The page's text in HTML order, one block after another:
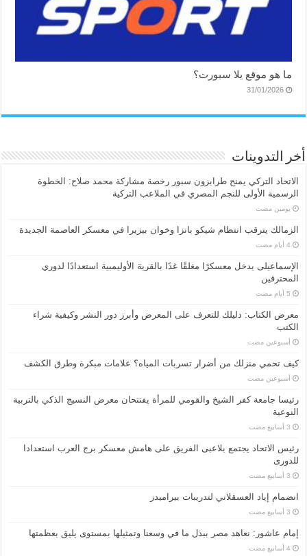
ما هو موقع يلا سبورت؟
31/01/2026
أخر التدوينات
الاتحاد التركي يمنح طرابزون سبور رخصة مشاركة محمد صلاح: الخطوة
الرسمية الأولى للنجم المصري في الملاعب التركية
‏يومين مضت
الزمالك يترقب انتظام شيكو بانزا وخوان بيزيرا في معسكر العاصمة الجديدة
الإسماعیلی یدخل معسكرًا مغلقًا غدًا بالقرية الأوليمبية استعدادًا لدوري
المحترفين
معرض الكتاب: دليلك للتعرف على المعرض وأبرز دور النشر وكيفية شراء
الكتب
‏أسبوعين مضت
كيف تحمي منزلك من أضرار تسربات المياه؟ علامات مبكرة وطرق الكشف
‏أسبوعين مضت
رئيسا جامعة كفر الشيخ والقومي للمرأة يفتتحان معرض النسيج الذكي بالتربية
النوعية
رئيس الاتحاد يجتمع بلاعبى الفريق على هامش معسكر برج العرب استعدادا
للدورى
انضمام إياد العسقلاني لتدريبات بيراميدز
إمام عاشور: نعاهد مصر ببذل ما في وسعنا وتمثيلها بمستوى يليق بعظمتها